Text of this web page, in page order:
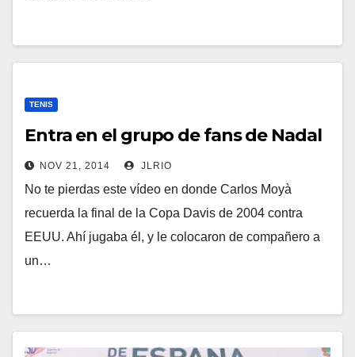
TENIS
Entra en el grupo de fans de Nadal
NOV 21, 2014 JLRIO
No te pierdas este vídeo en donde Carlos Moyà
recuerda la final de la Copa Davis de 2004 contra
EEUU. Ahí jugaba él, y le colocaron de compañero a
un…